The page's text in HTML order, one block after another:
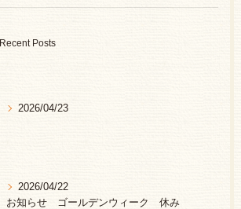
Recent Posts
2026/04/23
2026/04/22
お知らせ ゴールデンウィーク 休み